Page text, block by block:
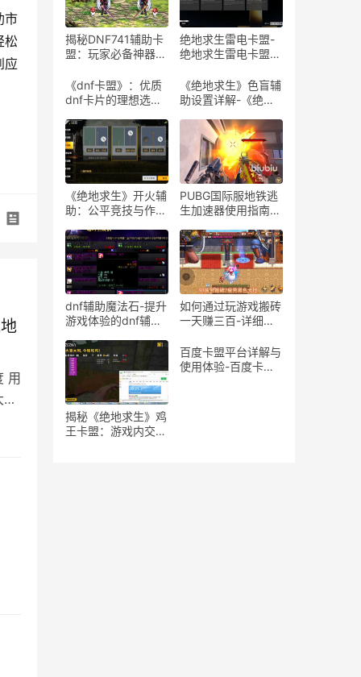
市
松
应
用
揭秘DNF741辅助卡
盟：玩家必备神器-
盟的隐藏功能与实战
技巧
绝地求生雷电卡盟-
绝地求生雷电卡盟平
《dnf卡盟》：优质
dnf卡片的理想选择-
它是dnf玩家的首选
平台
《绝地求生》色盲辅
助设置详解-《绝地
设置与体验
《绝地求生》开火辅
助：公平竞技与作弊
《绝地求生》游戏中
开火辅助工具的影响
与风险
PUBG国际服地铁逃
生加速器使用指南-
国际服地铁逃生加速
器提升游戏体验
dnf辅助魔法石-提升
游戏体验的dnf辅助
如何通过玩游戏搬砖
一天赚三百-详细揭
三百的方法
揭秘《绝地求生》鸡
王卡盟：游戏内交易
百度卡盟平台详解与
使用体验-百度卡盟